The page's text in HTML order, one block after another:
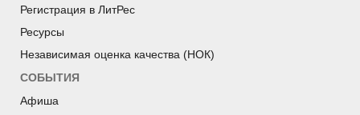
Регистрация в ЛитРес
Ресурсы
Независимая оценка качества (НОК)
СОБЫТИЯ
Афиша